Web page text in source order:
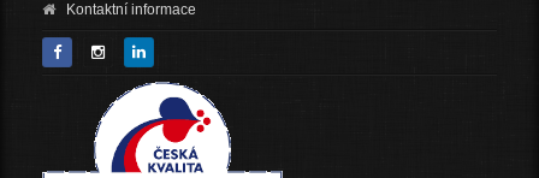
Kontaktní informace